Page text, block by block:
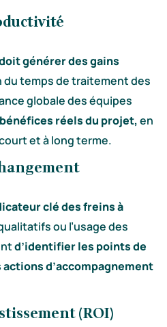
générer des gains
du temps de traitement des
globale des équipes
réels du projet,en
et à long terme.
clé des freins à
ou l’usage des
d’identifier les points de
d’accompagnement
(ROI)